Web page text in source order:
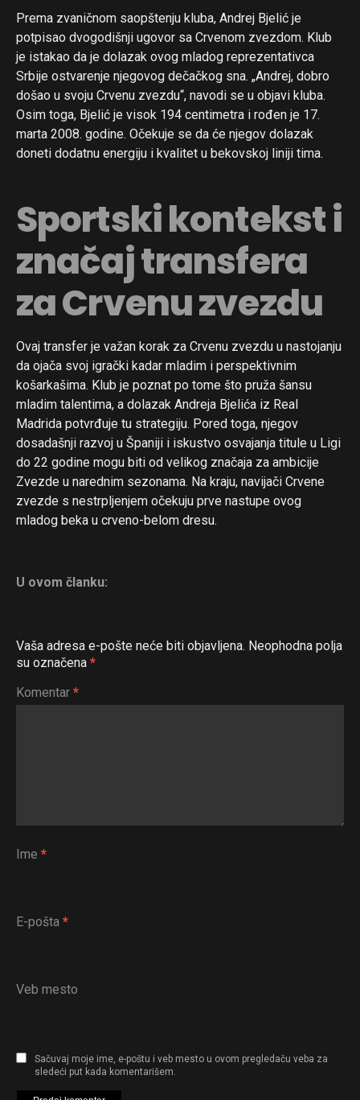
Prema zvaničnom saopštenju kluba, Andrej Bjelić je
potpisao dvogodišnji ugovor sa Crvenom zvezdom. Klub
je istakao da je dolazak ovog mladog reprezentativca
Srbije ostvarenje njegovog dečačkog sna. „Andrej, dobro
došao u svoju Crvenu zvezdu“, navodi se u objavi kluba.
Osim toga, Bjelić je visok 194 centimetra i rođen je 17.
marta 2008. godine. Očekuje se da će njegov dolazak
doneti dodatnu energiju i kvalitet u bekovskoj liniji tima.
Sportski kontekst i
značaj transfera
za Crvenu zvezdu
Ovaj transfer je važan korak za Crvenu zvezdu u nastojanju
da ojača svoj igrački kadar mladim i perspektivnim
košarkašima. Klub je poznat po tome što pruža šansu
mladim talentima, a dolazak Andreja Bjelića iz Real
Madrida potvrđuje tu strategiju. Pored toga, njegov
dosadašnji razvoj u Španiji i iskustvo osvajanja titule u Ligi
do 22 godine mogu biti od velikog značaja za ambicije
Zvezde u narednim sezonama. Na kraju, navijači Crvene
zvezde s nestrpljenjem očekuju prve nastupe ovog
mladog beka u crveno-belom dresu.
U ovom članku:
Vaša adresa e-pošte neće biti objavljena. Neophodna polja
su označena *
Komentar *
Ime *
E-pošta *
Veb mesto
Sačuvaj moje ime, e-poštu i veb mesto u ovom pregledaču veba za
sledeći put kada komentarišem.